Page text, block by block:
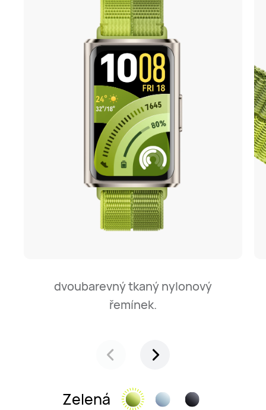
dvoubarevný tkaný nylonový
řemínek.
Zelená